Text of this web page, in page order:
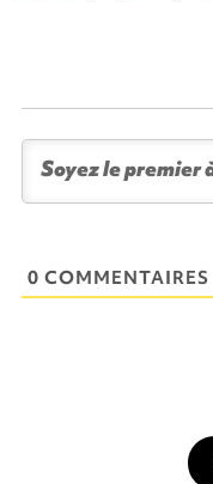
0 COMMENTAIRES